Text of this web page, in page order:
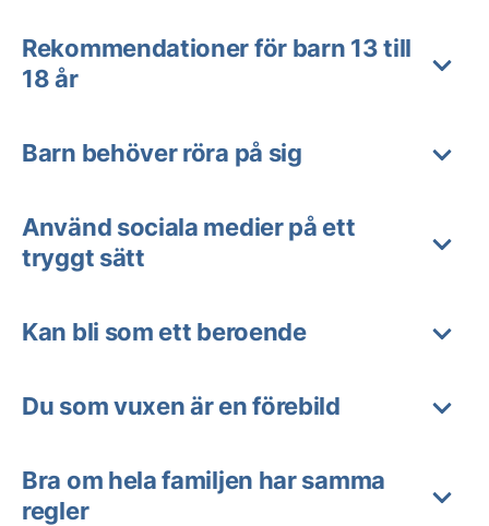
Rekommendationer för barn 13 till
18 år
Barn behöver röra på sig
Använd sociala medier på ett
tryggt sätt
Kan bli som ett beroende
Du som vuxen är en förebild
Bra om hela familjen har samma
regler